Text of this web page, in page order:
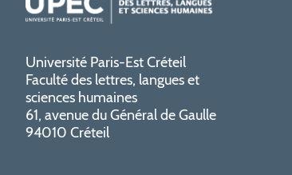
Université Paris-Est Créteil
Faculté des lettres, langues et
sciences humaines
61, avenue du Général de Gaulle
94010 Créteil